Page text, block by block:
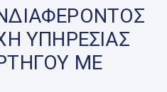
ΥΠΗΡΕΣΙΑΣ
ΜΕ